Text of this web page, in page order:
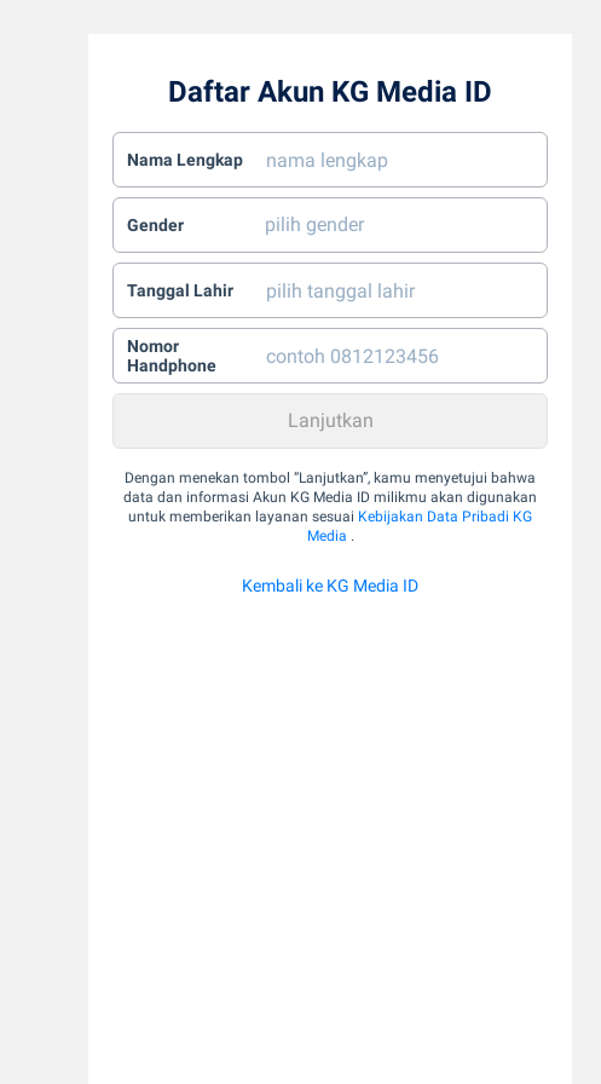
Daftar Akun KG Media ID
Nama Lengkap
Gender
Tanggal Lahir
Nomor
Handphone
Dengan menekan tombol “Lanjutkan”, kamu menyetujui bahwa
data dan informasi Akun KG Media ID milikmu akan digunakan
untuk memberikan layanan sesuai Kebijakan Data Pribadi KG
Media .
Kembali ke KG Media ID